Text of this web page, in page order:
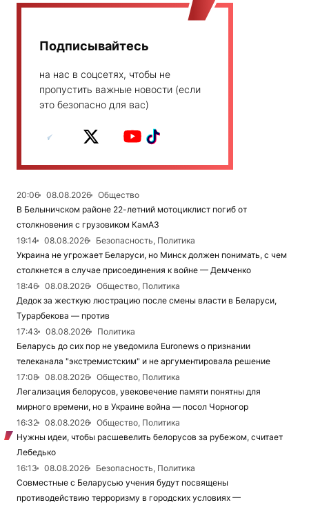
Подписывайтесь
на нас в соцсетях, чтобы не
пропустить важные новости (если
это безопасно для вас)
20:06 08.08.2026
Общество
В Белыничском районе 22-летний мотоциклист погиб от
столкновения с грузовиком КамАЗ
19:14
08.08.2026
Безопасность, Политика
Украина не угрожает Беларуси, но Минск должен понимать, с чем
столкнется в случае присоединения к войне — Демченко
18:46
08.08.2026
Общество, Политика
Дедок за жесткую люстрацию после смены власти в Беларуси,
Турарбекова — против
17:43
08.08.2026
Политика
Беларусь до сих пор не уведомила Euronews о признании
телеканала "экстремистским" и не аргументировала решение
17:08
08.08.2026
Общество, Политика
Легализация белорусов, увековечение памяти понятны для
мирного времени, но в Украине война — посол Чорногор
16:32
08.08.2026
Общество, Политика
Нужны идеи, чтобы расшевелить белорусов за рубежом, считает
Лебедько
16:13
08.08.2026
Безопасность, Политика
Совместные с Беларусью учения будут посвящены
противодействию терроризму в городских условиях —